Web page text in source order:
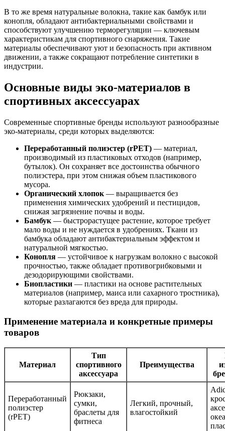
В то же время натуральные волокна, такие как бамбук или
конопля, обладают антибактериальными свойствами и
способствуют улучшению терморегуляции — ключевым
характеристикам для спортивного снаряжения. Такие
материалы обеспечивают уют и безопасность при активном
движении, а также сокращают потребление синтетики в
индустрии.
Основные виды эко-материалов в
спортивных аксессуарах
Современные спортивные бренды используют разнообразные
эко-материалы, среди которых выделяются:
Переработанный полиэстер (rPET) — материал,
производимый из пластиковых отходов (например,
бутылок). Он сохраняет все достоинства обычного
полиэстера, при этом снижая объем пластикового
мусора.
Органический хлопок — выращивается без
применения химических удобрений и пестицидов,
снижая загрязнение почвы и воды.
Бамбук — быстрорастущее растение, которое требует
мало воды и не нуждается в удобрениях. Ткани из
бамбука обладают антибактериальным эффектом и
натуральной мягкостью.
Конопля — устойчивое к нагрузкам волокно с высокой
прочностью, также обладает противогрибковыми и
дезодорирующими свойствами.
Биопластики — пластики на основе растительных
материалов (например, маиса или сахарного тростника),
которые разлагаются без вреда для природы.
Применение материала и конкретные примеры
товаров
Материал
Тип
спортивного
аксессуара
Преимущества
Переработанный
полиэстер
(rPET)
Рюкзаки,
сумки,
браслеты для
фитнеса
Легкий, прочный,
влагостойкий